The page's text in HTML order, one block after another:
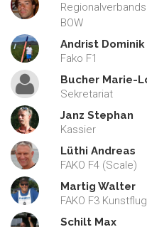
BOW
Andrist Dominik
Fako F1
Bucher Marie-
Sekretariat
Janz Stephan
Kassier
Lüthi Andreas
FAKO F4 (Scale)
Martig Walter
FAKO F3 Kunstflug
Schilt Max